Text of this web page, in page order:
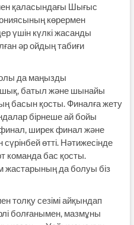
қаласындағы Шығыс
көрермен
үшін күлкі жасанды
әр ойдың табиғи
да маңызды
батыл және шынайы
басын қосты. Финалға жету
бірнеше ай бойы
финал, ширек финал және
өтті. Нәтижесінде
команда бас қосты.
да болуы біз
толқу сезімі айқындап
болғанымен, мазмұны